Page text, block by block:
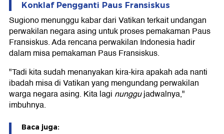
Konklaf Pengganti Paus Fransiskus
Sugiono menunggu kabar dari Vatikan terkait undangan
perwakilan negara asing untuk proses pemakaman Paus
Fransiskus. Ada rencana perwakilan Indonesia hadir
dalam misa pemakaman Paus Fransiskus.
"Tadi kita sudah menanyakan kira-kira apakah ada nanti
ibadah misa di Vatikan yang mengundang perwakilan
warga negara asing. Kita lagi nunggujadwalnya,"
imbuhnya.
Baca juga: